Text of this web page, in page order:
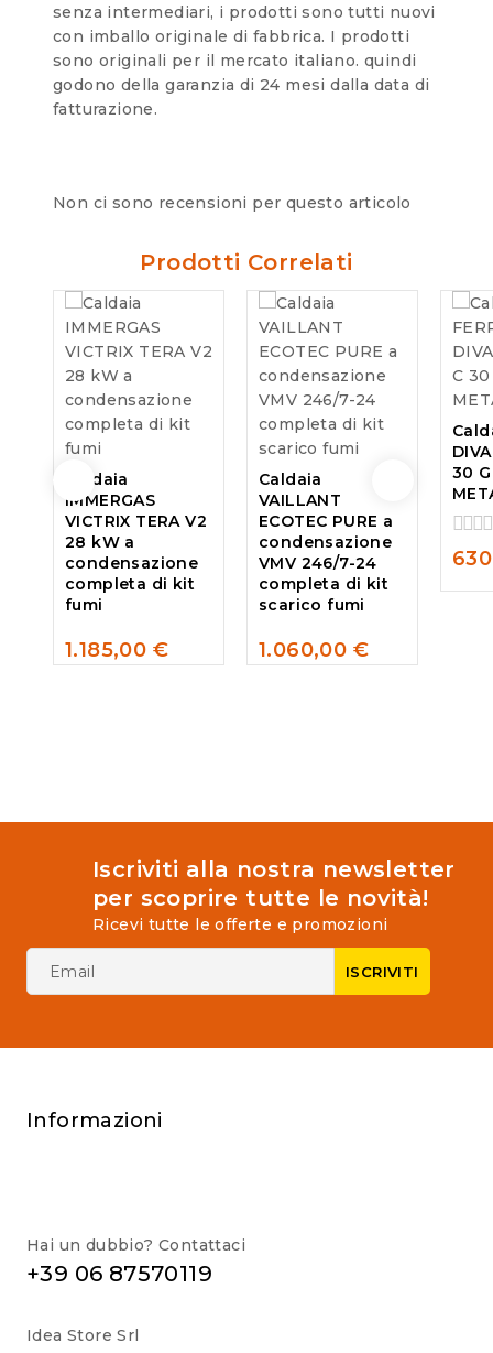
senza intermediari, i prodotti sono tutti nuovi
con imballo originale di fabbrica. I prodotti
sono originali per il mercato italiano. quindi
godono della garanzia di 24 mesi dalla data di
fatturazione.
Non ci sono recensioni per questo articolo
Prodotti Correlati
Caldaia
IMMERGAS
VICTRIX TERA V2
28 kW a
condensazione
completa di kit
fumi
0
1.185,00 €
Caldaia
VAILLANT
ECOTEC PURE a
condensazione
VMV 246/7-24
completa di kit
scarico fumi
0
1.060,00 €
30
0
out
of
Iscriviti alla nostra newsletter
per scoprire tutte le novità!
Ricevi tutte le offerte e promozioni
Informazioni
Hai un dubbio? Contattaci
+39 06 87570119
Idea Store Srl